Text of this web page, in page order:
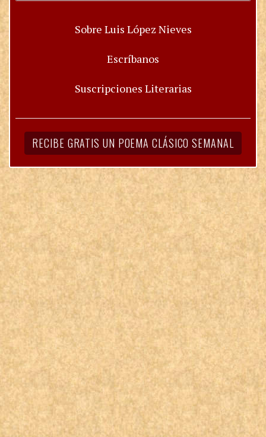
Sobre Luis López Nieves
Escríbanos
Suscripciones Literarias
RECIBE GRATIS UN POEMA CLÁSICO SEMANAL